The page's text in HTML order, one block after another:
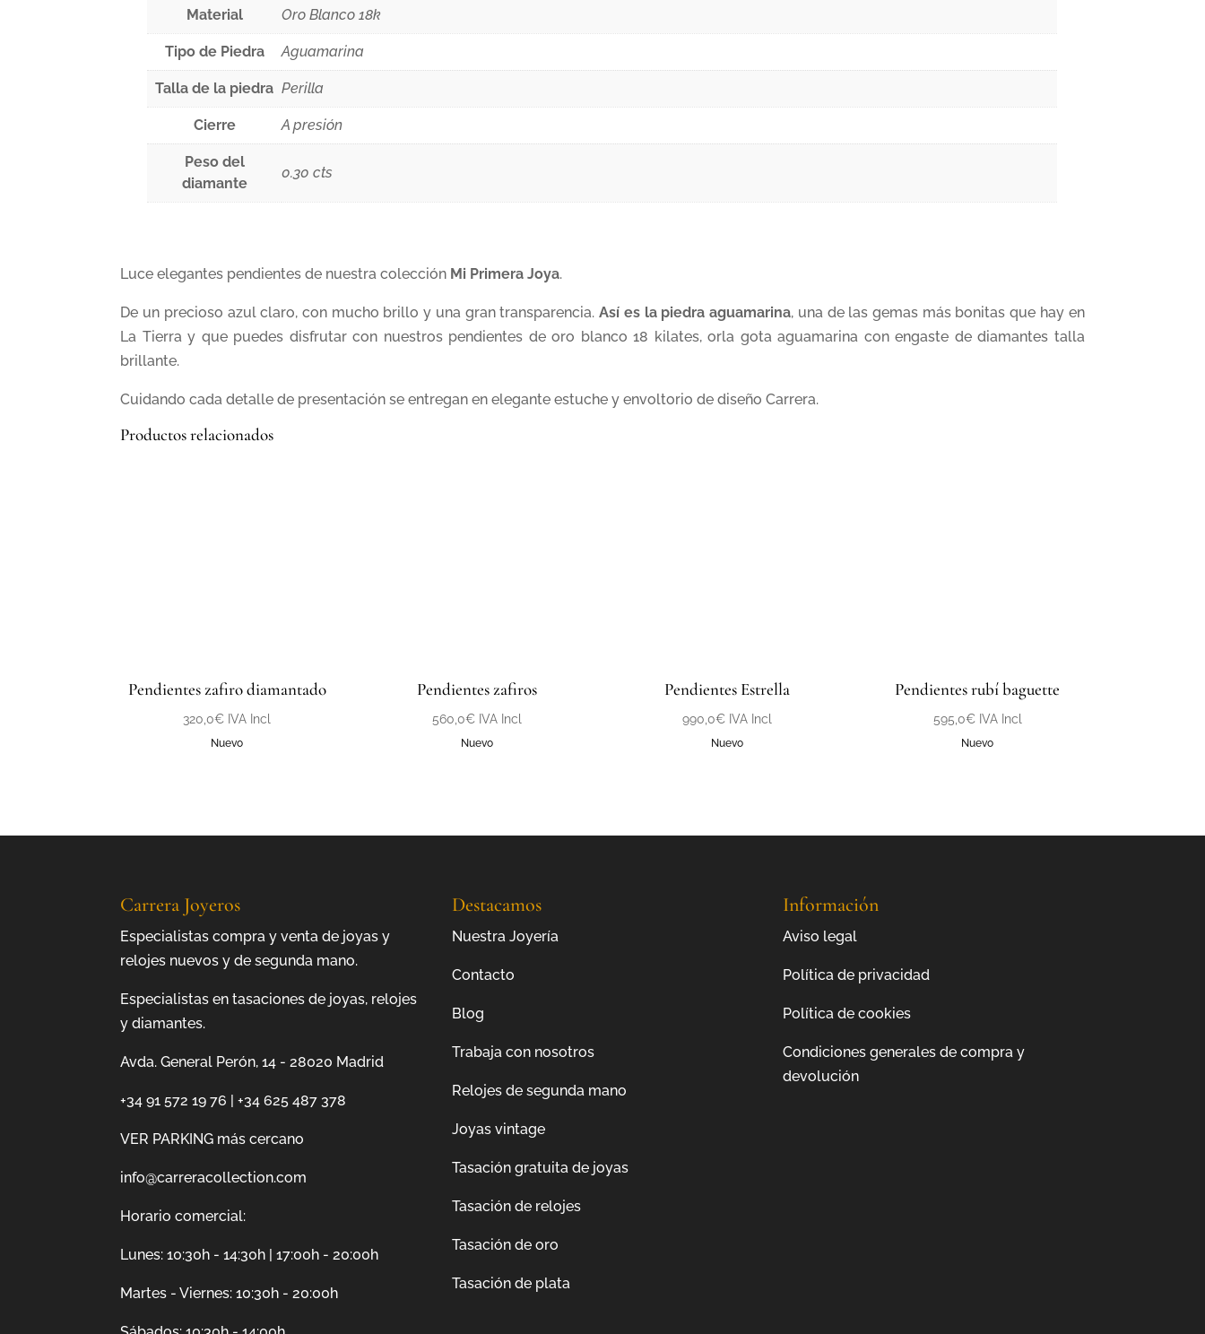
Material Oro Blanco 18k
Tipo de Piedra Aguamarina
Talla de la piedra Perilla
Cierre A presión
Peso del
diamante
0.30 cts
Luce elegantes pendientes de nuestra colección Mi Primera Joya.
De un precioso azul claro, con mucho brillo y una gran transparencia. Así es la piedra aguamarina, una de las gemas más bonitas que hay en
La Tierra y que puedes disfrutar con nuestros pendientes de oro blanco 18 kilates, orla gota aguamarina con engaste de diamantes talla
brillante.
Cuidando cada detalle de presentación se entregan en elegante estuche y envoltorio de diseño Carrera.
Productos relacionados
Pendientes zafiro diamantado
320,0€ IVA Incl
Nuevo
Pendientes zafiros
560,0€ IVA Incl
Nuevo
Pendientes Estrella
990,0€ IVA Incl
Nuevo
Pendientes rubí baguette
595,0€ IVA Incl
Nuevo
Carrera Joyeros
Especialistas compra y venta de joyas y
relojes nuevos y de segunda mano.
Especialistas en tasaciones de joyas, relojes
y diamantes.
Avda. General Perón, 14 - 28020 Madrid
+34 91 572 19 76 |+34 625 487 378
VER PARKING más cercano
info@carreracollection.com
Horario comercial:
Lunes: 10:30h - 14:30h | 17:00h - 20:00h
Martes - Viernes: 10:30h - 20:00h
Destacamos
Nuestra Joyería
Contacto
Blog
Trabaja con nosotros
Relojes de segunda mano
Joyas vintage
Tasación gratuita de joyas
Tasación de relojes
Tasación de oro
Tasación de plata
Información
Aviso legal
Política de privacidad
Política de cookies
Condiciones generales de compra y
devolución